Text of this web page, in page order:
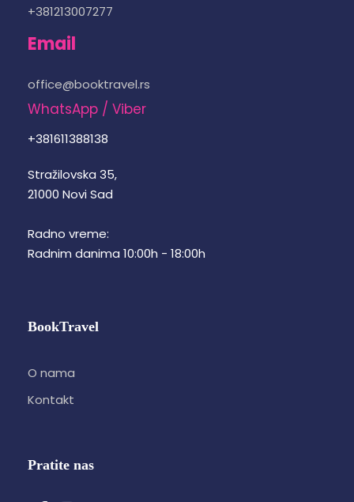
+381213007277
Email
office@booktravel.rs
WhatsApp / Viber
+381611388138
Stražilovska 35,
21000 Novi Sad
Radno vreme:
Radnim danima 10:00h - 18:00h
BookTravel
O nama
Kontakt
Pratite nas